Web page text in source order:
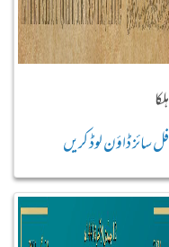
ہلکا
فل سائز ڈاؤن لوڈ کریں